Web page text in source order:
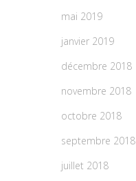
mai 2019
janvier 2019
décembre 2018
novembre 2018
octobre 2018
septembre 2018
juillet 2018